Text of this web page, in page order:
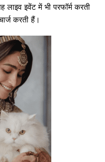
इवेंट में भी परफॉर्म करती
करती हैं।